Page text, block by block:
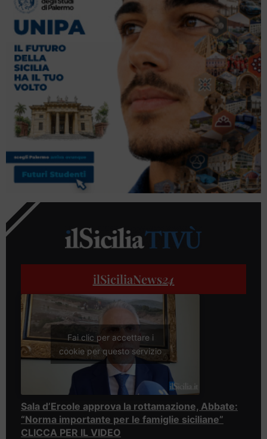
ilSiciliaNews24
Fai clic per accettare i
cookie per questo servizio
Sala d’Ercole approva la rottamazione, Abbate:
“Norma importante per le famiglie siciliane”
CLICCA PER IL VIDEO